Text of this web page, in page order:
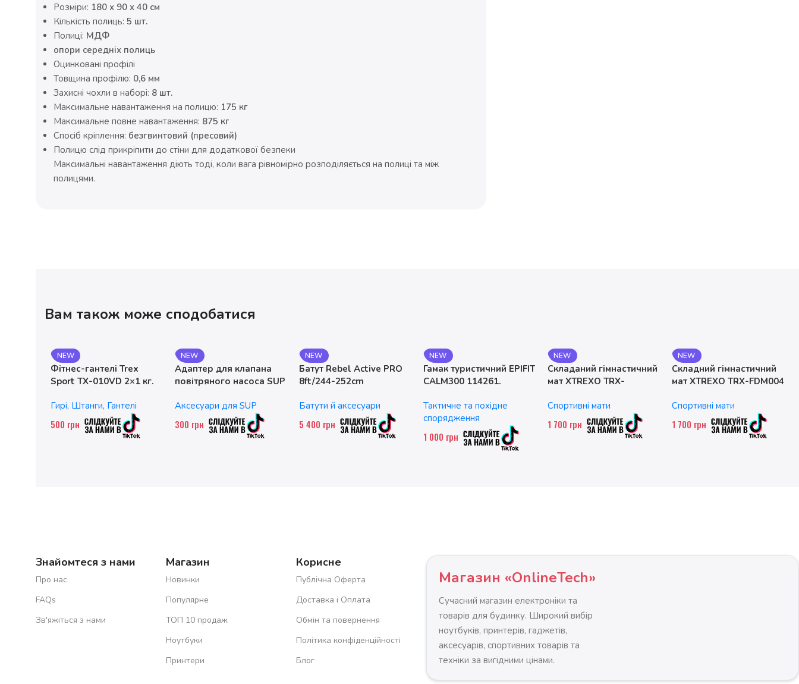
Розміри: 180 х 90 х 40 см
Кількість полиць: 5 шт.
Полиці: МДФ
опори середніх полиць
Оцинковані профілі
Товщина профілю: 0,6 мм
Захисні чохли в наборі: 8 шт.
Максимальне навантаження на полицю: 175 кг
Максимальне повне навантаження: 875 кг
Спосіб кріплення: безгвинтовий (пресовий)
Полицю слід прикріпити до стіни для додаткової безпеки
Максимальні навантаження діють тоді, коли вага рівномірно розподіляється на полиці та між
полицями.
Вам також може сподобатися
NEW
Фітнес-гантелі Trex
Sport TX-010VD 2×1 кг.
Гирі, Штанги, Гантелі
500 грн
NEW
Адаптер для клапана
повітряного насоса SUP
Аксесуари для SUP
300 грн
NEW
Батут Rebel Active PRO
8ft/244-252cm
Батути й аксесуари
5 400 грн
NEW
Гамак туристичний EPIFIT
CALM300 114261.
Тактичне та похідне
спорядження
1 000 грн
NEW
Складаний гімнастичний
мат XTREXO TRX-
Спортивні мати
1 700 грн
NEW
Складний гімнастичний
мат XTREXO TRX-FDM004
Спортивні мати
1 700 грн
Знайомтеся з нами
Про нас
FAQs
Зв'яжіться з нами
Магазин
Новинки
Популярне
ТОП 10 продаж
Ноутбуки
Принтери
Корисне
Публічна Оферта
Доставка і Оплата
Обмін та повернення
Політика конфіденційності
Блог
Магазин «OnlineTech»
Сучасний магазин електроніки та
товарів для будинку. Широкий вибір
ноутбуків, принтерів, гаджетів,
аксесуарів, спортивних товарів та
техніки за вигідними цінами.